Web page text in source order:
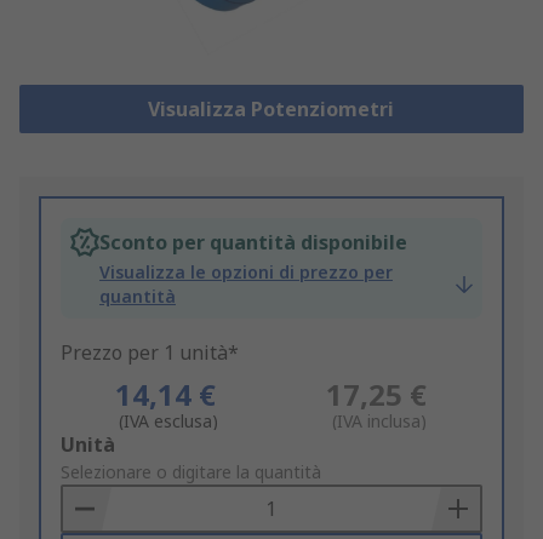
Visualizza Potenziometri
Sconto per quantità disponibile
Visualizza le opzioni di prezzo per
quantità
Prezzo per 1 unità*
14,14 €
(IVA esclusa)
17,25 €
(IVA inclusa)
Add
to
Basket
Unità
Selezionare o digitare la quantità